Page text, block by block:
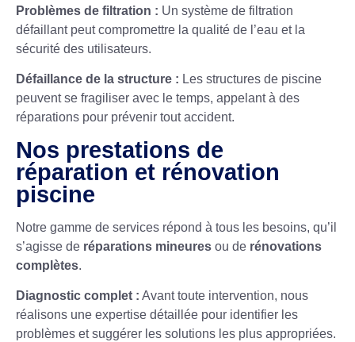
Problèmes de filtration : Un système de filtration
défaillant peut compromettre la qualité de l’eau et la
sécurité des utilisateurs.
Défaillance de la structure : Les structures de piscine
peuvent se fragiliser avec le temps, appelant à des
réparations pour prévenir tout accident.
Nos prestations de
réparation et rénovation
piscine
Notre gamme de services répond à tous les besoins, qu’il
s’agisse de réparations mineures ou de rénovations
complètes.
Diagnostic complet : Avant toute intervention, nous
réalisons une expertise détaillée pour identifier les
problèmes et suggérer les solutions les plus appropriées.